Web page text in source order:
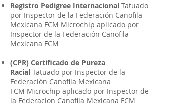
Registro Pedigree Internacional Tatuado
por Inspector de la Federación Canofila
Mexicana FCM Microchip aplicado por
Inspector de la Federación Canofila
Mexicana FCM
(CPR) Certificado de Pureza
Racial Tatuado por Inspector de la
Federación Canofila Mexicana
FCM Microchip aplicado por Inspector de
la Federacion Canofila Mexicana FCM